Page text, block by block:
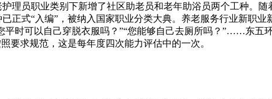
理员职业类别下新增了社区助老员和老年助浴员两个工种。
正式“入编”，被纳入国家职业分类大典。养老服务行业新职
平时可以自己穿脱衣服吗？”“您能够自己去厕所吗？”……东
要求规范，这是每年度四次能力评估中的一次。